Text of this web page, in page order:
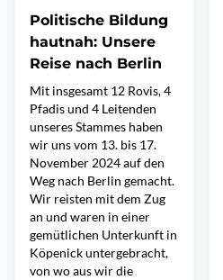
Politische Bildung
hautnah: Unsere
Reise nach Berlin
Mit insgesamt 12 Rovis, 4
Pfadis und 4 Leitenden
unseres Stammes haben
wir uns vom 13. bis 17.
November 2024 auf den
Weg nach Berlin gemacht.
Wir reisten mit dem Zug
an und waren in einer
gemütlichen Unterkunft in
Köpenick untergebracht,
von wo aus wir die